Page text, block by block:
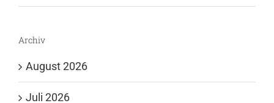
Archiv
August 2026
Juli 2026